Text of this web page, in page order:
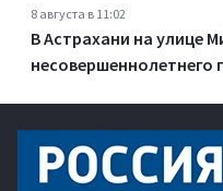
8 августа в 11:02
В Астрахани на улице
несовершеннолетнего